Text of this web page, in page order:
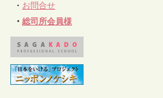
・ お問合せ
・総司所会員様